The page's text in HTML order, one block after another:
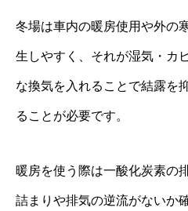
冬場は車内の暖房使用や外の
生しやすく、それが湿気・カ
な換気を入れることで結露を
ることが必要です。
暖房を使う際は一酸化炭素の
詰まりや排気の逆流がないか